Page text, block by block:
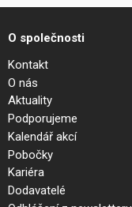
O společnosti
Kontakt
O nás
Aktuality
Podporujeme
Kalendář akcí
Pobočky
Kariéra
Dodavatelé